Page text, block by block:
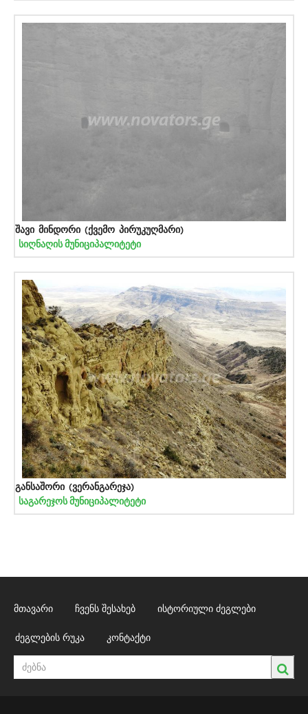
შავი მინდორი (ქვემო პირუკუღმარი)
სიღნაღის მუნიციპალიტეტი
განსაშორი (ვერანგარეჯა)
საგარეჯოს მუნიციპალიტეტი
მთავარი ჩვენს შესახებ ისტორიული ძეგლები
ძეგლების რუკა კონტაქტი